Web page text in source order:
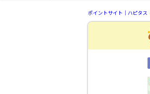
ポイントサイト｜ハピタス